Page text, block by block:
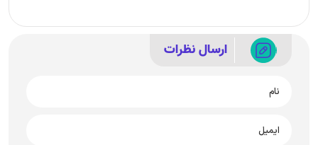
ارسال نظرات